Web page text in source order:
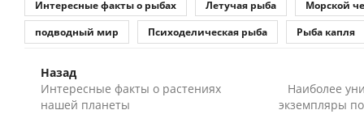
Интересные факты о рыбах Летучая рыба
Морской
подводный мир
Психоделическая рыба Рыба капля
Назад
Интересные факты о растениях
нашей планеты
Наиболее
экземпляры